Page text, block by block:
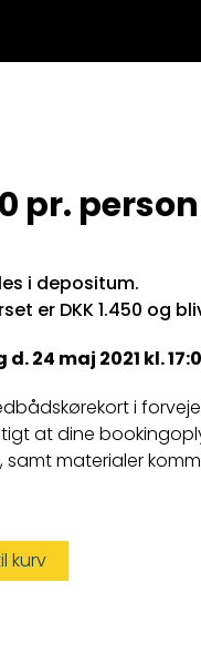
pr. person
i depositum.
er DKK 1.450 og
24 maj 2021 kl.
i
at dine
materialer
kurv